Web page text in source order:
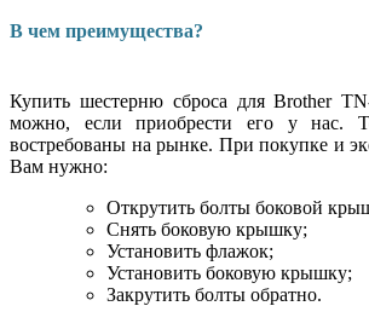
В чем преимущества?
Купить шестерню сброса для Brother
можно, если приобрести его у нас.
востребованы на рынке. При покупке и
Вам нужно:
Открутить болты боковой
Снять боковую крышку;
Установить флажок;
Установить боковую крышку;
Закрутить болты обратно.